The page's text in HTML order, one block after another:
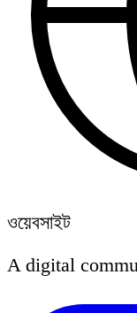
ওয়েবসাইট
A digital